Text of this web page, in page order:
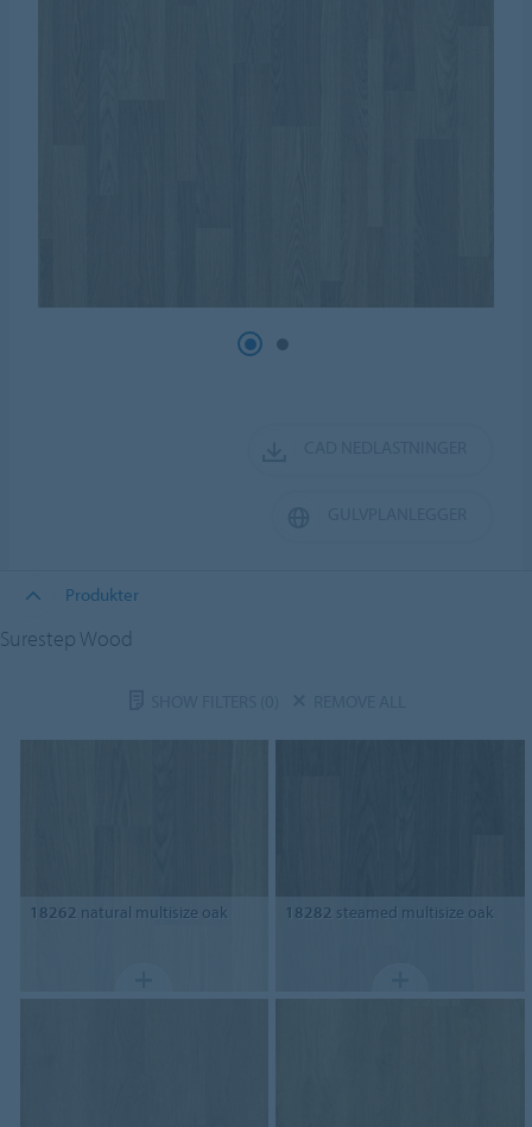
Produkter
Surestep Wood
18262 natural multisize oak 18282 steamed multisize oak